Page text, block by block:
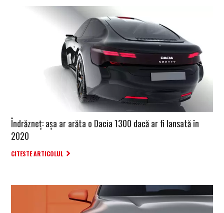
Îndrăzneț: așa ar arăta o Dacia 1300 dacă ar fi lansată în
2020
CITESTE ARTICOLUL